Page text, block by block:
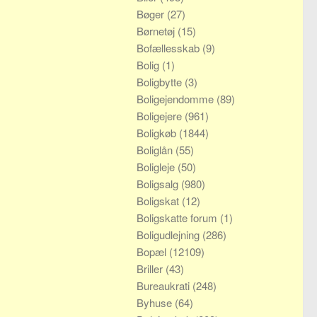
Bøger (27)
Børnetøj (15)
Bofællesskab (9)
Bolig (1)
Boligbytte (3)
Boligejendomme (89)
Boligejere (961)
Boligkøb (1844)
Boliglån (55)
Boligleje (50)
Boligsalg (980)
Boligskat (12)
Boligskatte forum (1)
Boligudlejning (286)
Bopæl (12109)
Briller (43)
Bureaukrati (248)
Byhuse (64)